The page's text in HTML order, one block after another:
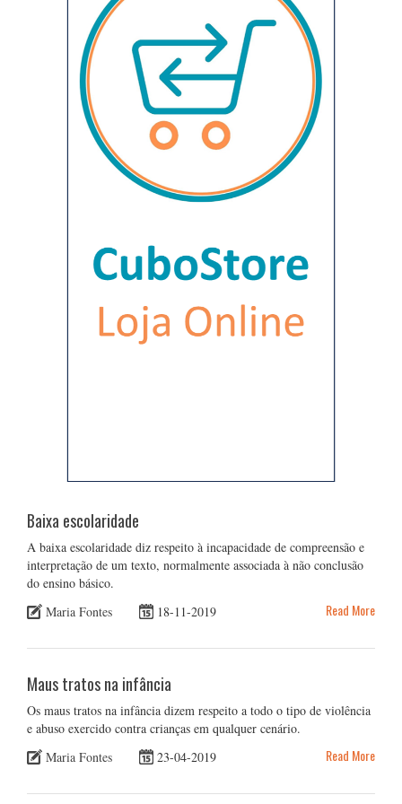
Baixa escolaridade
A baixa escolaridade diz respeito à incapacidade de compreensão e
interpretação de um texto, normalmente associada à não conclusão
do ensino básico.
Maria Fontes
18-11-2019 Read More
Maus tratos na infância
Os maus tratos na infância dizem respeito a todo o tipo de violência
e abuso exercido contra crianças em qualquer cenário.
Maria Fontes
23-04-2019 Read More